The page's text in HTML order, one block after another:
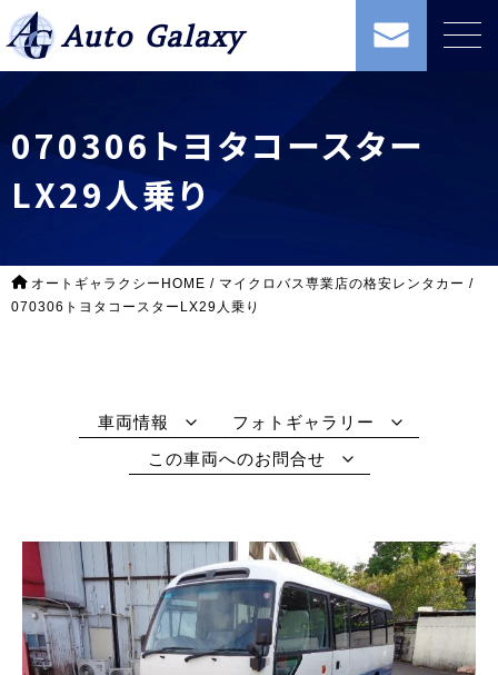
Auto Galaxy
070306トヨタコースター
LX29人乗り
オートギャラクシーHOME / マイクロバス専業店の格安レンタカー /
070306トヨタコースターLX29人乗り
車両情報
フォトギャラリー
この車両へのお問合せ